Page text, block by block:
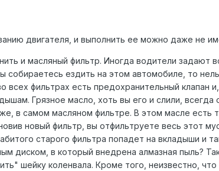
двигателя, и выполнить ее можно даже не
и масляный фильтр. Иногда водители задают
собираетесь ездить на этом автомобиле, то
всех фильтрах есть предохранительный клапан
Грязное масло, хоть вы его и слили,
в самом масляном фильтре. В этом масле есть
новый фильтр, вы отфильтруете весь этот
старого фильтра попадет на вкладыши и
диском, в который внедрена алмазная пыль?
шейку коленвала. Кроме того, неизвестно,